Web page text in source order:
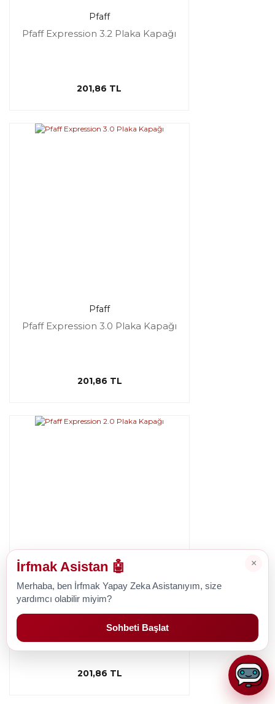
Pfaff
Pfaff Expression 3.2 Plaka Kapağı
201,86 TL
Pfaff
Pfaff Expression 3.0 Plaka Kapağı
201,86 TL
Pfaff
Pfaff Expression 2.0 Plaka Kapağı
201,86 TL
×
İrfmak Asistan 🤖
Merhaba, ben İrfmak Yapay Zeka Asistanıyım, size
yardımcı olabilir miyim?
Sohbeti Başlat